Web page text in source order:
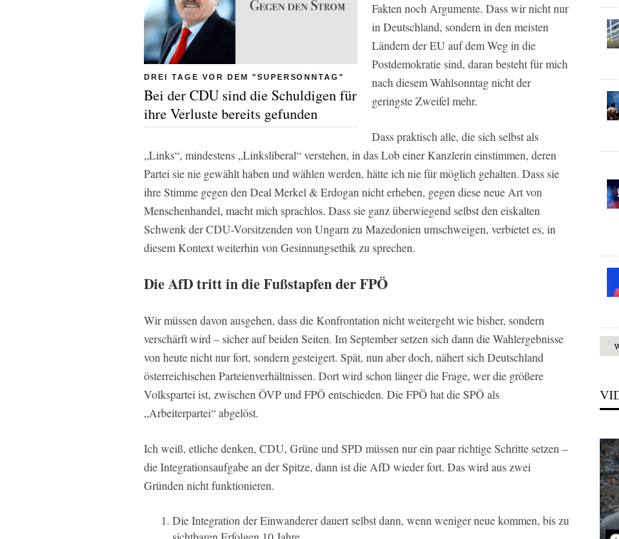
DREI TAGE VOR DEM "SUPERSONNTAG"
Bei der CDU sind die Schuldigen für
ihre Verluste bereits gefunden
Fakten noch Argumente. Dass wir nicht nur
in Deutschland, sondern in den meisten
Ländern der EU auf dem Weg in die
Postdemokratie sind, daran besteht für mich
nach diesem Wahlsonntag nicht der
geringste Zweifel mehr.
Dass praktisch alle, die sich selbst als
„Links“, mindestens „Linksliberal“ verstehen, in das Lob einer Kanzlerin einstimmen, deren
Partei sie nie gewählt haben und wählen werden, hätte ich nie für möglich gehalten. Dass sie
ihre Stimme gegen den Deal Merkel & Erdogan nicht erheben, gegen diese neue Art von
Menschenhandel, macht mich sprachlos. Dass sie ganz überwiegend selbst den eiskalten
Schwenk der CDU-Vorsitzenden von Ungarn zu Mazedonien umschweigen, verbietet es, in
diesem Kontext weiterhin von Gesinnungsethik zu sprechen.
Die AfD tritt in die Fußstapfen der FPÖ
Wir müssen davon ausgehen, dass die Konfrontation nicht weitergeht wie bisher, sondern
verschärft wird – sicher auf beiden Seiten. Im September setzen sich dann die Wahlergebnisse
von heute nicht nur fort, sondern gesteigert. Spät, nun aber doch, nähert sich Deutschland
österreichischen Parteienverhältnissen. Dort wird schon länger die Frage, wer die größere
Volkspartei ist, zwischen ÖVP und FPÖ entschieden. Die FPÖ hat die SPÖ als
„Arbeiterpartei“ abgelöst.
Ich weiß, etliche denken, CDU, Grüne und SPD müssen nur ein paar richtige Schritte setzen –
die Integrationsaufgabe an der Spitze, dann ist die AfD wieder fort. Das wird aus zwei
Gründen nicht funktionieren.
Die Integration der Einwanderer dauert selbst dann, wenn weniger neue kommen, bis zu